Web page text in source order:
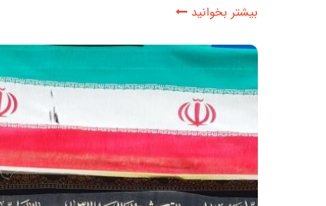
بیشتر بخوانید